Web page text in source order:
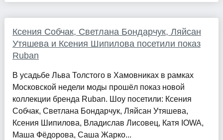
Ксения Собчак, Светлана Бондарчук, Ляйсан
Утяшева и Ксения Шипилова посетили показ
Ruban
В усадьбе Льва Толстого в Хамовниках в рамках
Московской недели моды прошёл показ новой
коллекции бренда Ruban. Шоу посетили: Ксения
Собчак, Светлана Бондарчук, Ляйсан Утяшева,
Ксения Шипилова, Владислав Лисовец, Катя IOWA,
Маша Фёдорова, Саша Жарко...